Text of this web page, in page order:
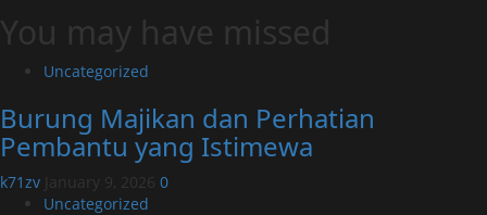
You may have missed
Uncategorized
Burung Majikan dan Perhatian
Pembantu yang Istimewa
k71zv January 9, 2026 0
Uncategorized